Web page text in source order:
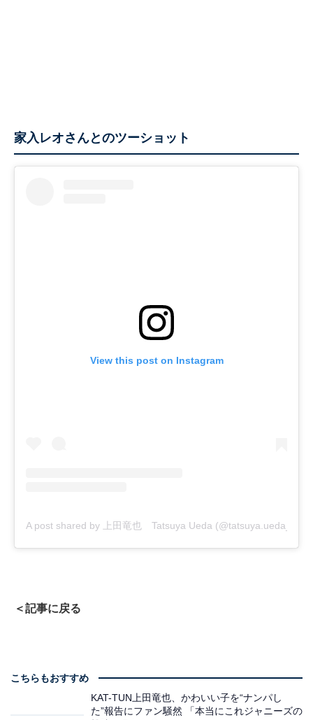
家入レオさんとのツーショット
View this post on Instagram
A post shared by 上田竜也 Tatsuya Ueda (@tatsuya.ueda_j)
＜記事に戻る
こちらもおすすめ
KAT-TUN上田竜也、かわいい子を“ナンパし
た”報告にファン騒然 「本当にこれジャニーズの